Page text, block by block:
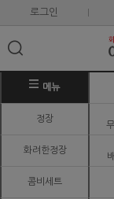
로그인
메뉴
정장
화려한정장
콤비세트